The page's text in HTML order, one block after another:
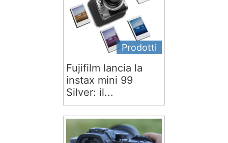
Prodotti
Fujifilm lancia la
instax mini 99
Silver: il...